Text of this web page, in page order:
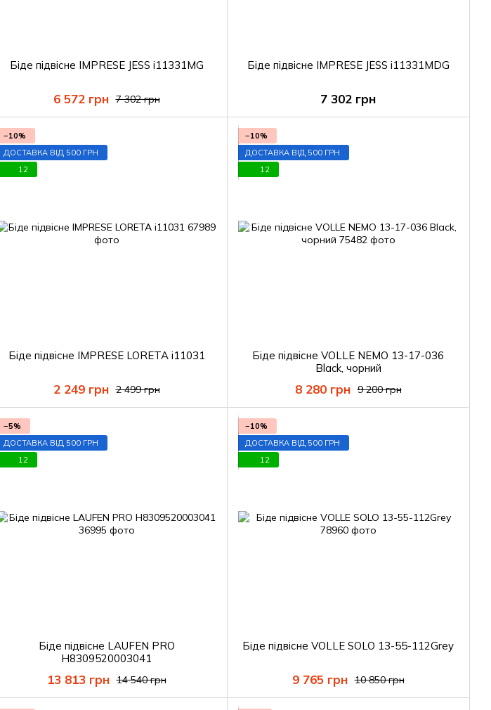
Біде підвісне IMPRESE JESS i11331MG
7 302 грн
6 572 грн
Біде підвісне IMPRESE JESS i11331MDG
7 302 грн
−10%
ДОСТАВКА ВІД 500 ГРН
12
Біде підвісне IMPRESE LORETA i11031
2 499 грн
2 249 грн
−10%
ДОСТАВКА ВІД 500 ГРН
12
Біде підвісне VOLLE NEMO 13-17-036
Black, чорний
9 200 грн
8 280 грн
−5%
ДОСТАВКА ВІД 500 ГРН
12
Біде підвісне LAUFEN PRO
H8309520003041
14 540 грн
13 813 грн
−10%
ДОСТАВКА ВІД 500 ГРН
12
Біде підвісне VOLLE SOLO 13-55-112Grey
10 850 грн
9 765 грн